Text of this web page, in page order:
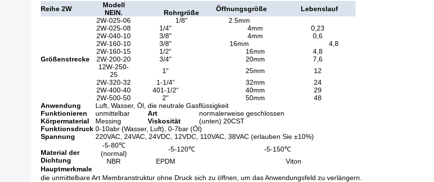
Reihe 2W
Modell
NEIN.
Rohrgröße Öffnungsgröße Lebenslauf
Größenstrecke
2W-025-06 1/8"
2.5mm
0,23
2W-025-08 1/4"
4mm
2W-040-10
3/8"
3/8"
4mm
0,6
2W-160-10
16mm
4,8
2W-160-15
1/2“ 16mm
4,8
2W-200-20
3/4" 20mm
7,6
12W-250-
25
1" 25mm
12
2W-320-32
1-1/4“ 32mm
24
2W-400-40
401-1/2“ 40mm
29
2W-500-50
2" 50mm
48
Anwendung
Luft, Wasser, Öl, die neutrale Gasflüssigkeit
Funktionieren
unmittelbar Art
normalerweise geschlossen
Körpermaterial
Messing Viskosität
(unten) 20CST
Funktionsdruck 0-10abr (Wasser, Luft), 0-7bar (Öl)
Spannung
220VAC, 24VAC, 24VDC, 12VDC, 110VAC, 38VAC (erlauben Sie ±10%)
Material der
Dichtung
-5-80℃
(normal)
-5-120℃
-5-150℃
NBR
EPDM
Viton
Hauptmerkmale
die unmittelbare Art Membranstruktur ohne Druck sich zu öffnen, um das Anwendungsfeld zu verlängern.